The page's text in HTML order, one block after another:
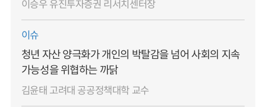
이승우 유진투자증권 리서치센터장
이슈
청년 자산 양극화가 개인의 박탈감을 넘어 사회의 지속
가능성을 위협하는 까닭
김윤태 고려대 공공정책대학 교수